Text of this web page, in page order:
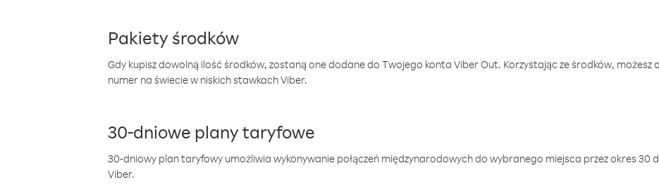
Pakiety środków
Gdy kupisz dowolną ilość środków, zostaną one dodane do Twojego konta Viber Out. Korzystając ze środków, możesz
numer na świecie w niskich stawkach Viber.
30-dniowe plany taryfowe
30-dniowy plan taryfowy umożliwia wykonywanie połączeń międzynarodowych do wybranego miejsca przez okres 30
Viber.